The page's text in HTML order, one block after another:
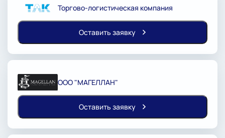
Торгово-логистическая компания
Оставить заявку
ООО "МАГЕЛЛАН"
Оставить заявку